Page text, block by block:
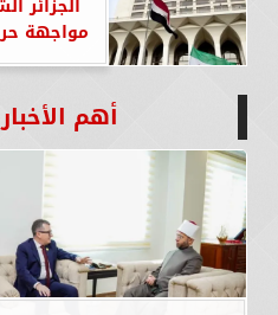
الجزائر
مواجهة
أهم الأخبار